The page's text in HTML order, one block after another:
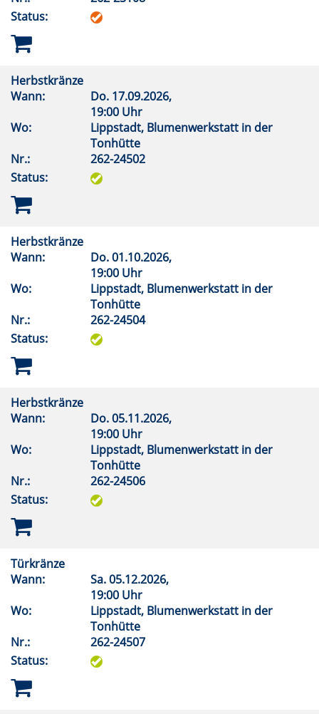
Status:
Herbstkränze
Wann:
Do. 17.09.2026,
19:00 Uhr
Wo:
Lippstadt, Blumenwerkstatt in der
Tonhütte
Nr.:
262-24502
Status:
Herbstkränze
Wann:
Do.01.10.2026,
19:00 Uhr
Wo:
Lippstadt, Blumenwerkstatt in der
Tonhütte
Nr.:
262-24504
Status:
Herbstkränze
Wann:
Do.05.11.2026,
19:00 Uhr
Wo:
Lippstadt, Blumenwerkstatt in der
Tonhütte
Nr.:
262-24506
Status:
Türkränze
Wann:
Sa.05.12.2026,
19:00 Uhr
Wo:
Lippstadt, Blumenwerkstatt in der
Tonhütte
Nr.:
262-24507
Status: